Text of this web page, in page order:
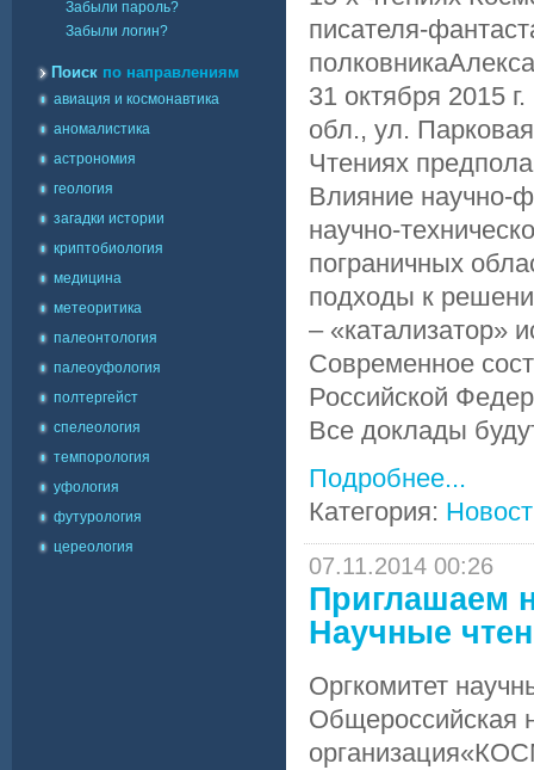
Забыли пароль?
Забыли логин?
Поиск по направлениям
авиация и космонавтика
аномалистика
астрономия
геология
загадки истории
криптобиология
медицина
метеоритика
палеонтология
палеоуфология
полтергейст
спелеология
темпорология
уфология
футурология
цереология
писателя-
31 октября 2015
обл., ул.
Чтениях
Влияние научно-
научно-
пограничных
подходы к
– «катализатор»
Современное
Российской
Все доклады
Подробнее...
Категория:
07.11.2014 00:26
Приглашаем
Научные
Оргкомитет
Общероссийская